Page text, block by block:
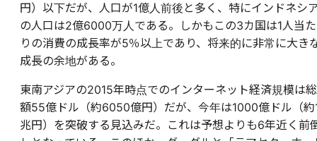
円）以下だが、人口が1億人前後と多く、特にインドネシ
の人口は2億6000万人である。しかもこの3カ国は1人当た
りの消費の成長率が5％以上であり、将来的に非常に大き
成長の余地がある。
東南アジアの2015年時点でのインターネット経済規模は総
額55億ドル（約6050億円）だが、今年は1000億ドル（約
兆円）を突破する見込みだ。これは予想よりも6年近く前